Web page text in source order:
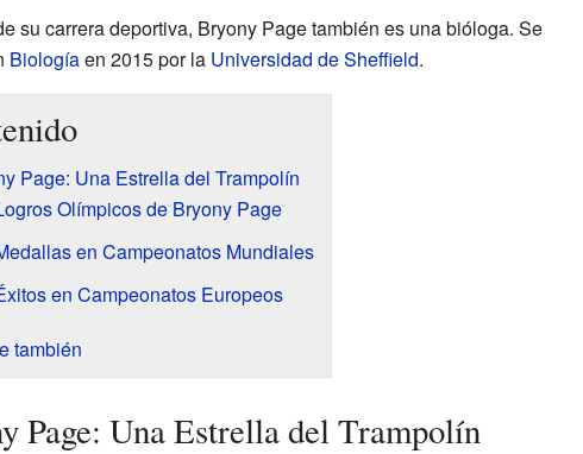
su carrera deportiva, Bryony Page también es una bióloga. Se
Biologíaen 2015 por la Universidad de Sheffield.
Page: Una Estrella del Trampolín
Olímpicos de Bryony Page
en Campeonatos Mundiales
en Campeonatos Europeos
también
Page: Una Estrella del Trampolín